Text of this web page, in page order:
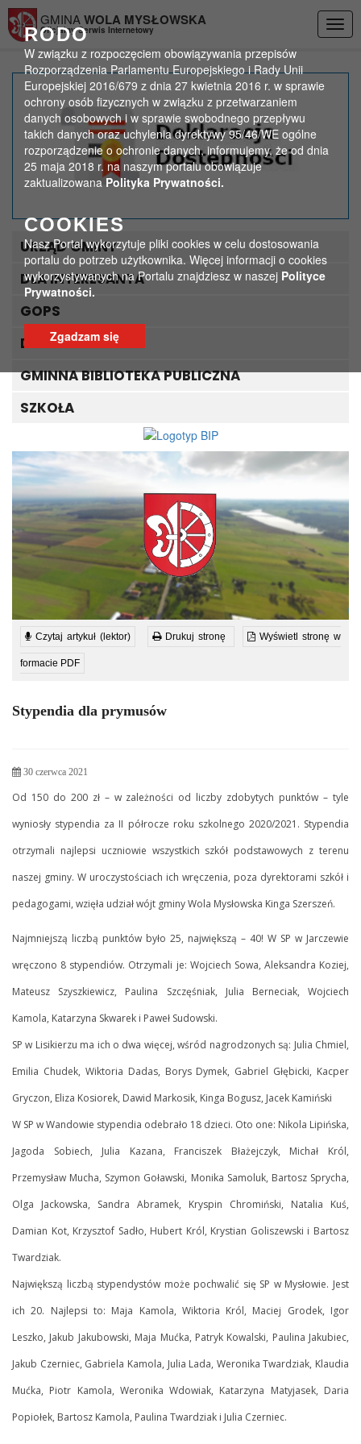
RODO
W związku z rozpoczęciem obowiązywania przepisów
Rozporządzenia Parlamentu Europejskiego i Rady Unii
Europejskiej 2016/679 z dnia 27 kwietnia 2016 r. w sprawie
ochrony osób fizycznych w związku z przetwarzaniem
danych osobowych i w sprawie swobodnego przepływu
takich danych oraz uchylenia dyrektywy 95/46/WE ogólne
rozporządzenie o ochronie danych, informujemy, że od dnia
25 maja 2018 r. na naszym portalu obowiązuje
zaktualizowanaPolityka Prywatności.
COOKIES
Nasz Portal wykorzytuje pliki cookies w celu dostosowania
portalu do potrzeb użytkownika. Więcej informacji o cookies
wykorzystywanych na Portalu znajdziesz w naszej Polityce
Prywatności.
Zgadzam się
GMINA WOLA MYSŁOWSKA
Oficjalny Serwis Internetowy
Stypendia dla prymusów
Strona główna > Aktualności > Stypendia dla prymusów
URZĄD GMINY
DLA INTERESANTA
GOPS
DLA TURYSTY
GMINNA BIBLIOTEKA PUBLICZNA
SZKOŁA
Czytaj artykuł (lektor) Drukuj stronę Wyświetl stronę w
formacie PDF
Stypendia dla prymusów
30 czerwca 2021
Od 150 do 200 zł – w zależności od liczby zdobytych punktów – tyle
wyniosły stypendia za II półrocze roku szkolnego 2020/2021. Stypendia
otrzymali najlepsi uczniowie wszystkich szkół podstawowych z terenu
naszej gminy. W uroczystościach ich wręczenia, poza dyrektorami szkół i
pedagogami, wzięła udział wójt gminy Wola Mysłowska Kinga Szerszeń.
Najmniejszą liczbą punktów było 25, największą – 40! W SP w Jarczewie
wręczono 8 stypendiów. Otrzymali je: Wojciech Sowa, Aleksandra Koziej,
Mateusz Szyszkiewicz, Paulina Szczęśniak, Julia Berneciak, Wojciech
Kamola, Katarzyna Skwarek i Paweł Sudowski.
SP w Lisikierzu ma ich o dwa więcej, wśród nagrodzonych są: Julia Chmiel,
Emilia Chudek, Wiktoria Dadas, Borys Dymek, Gabriel Głębicki, Kacper
Gryczon, Eliza Kosiorek, Dawid Markosik, Kinga Bogusz, Jacek Kamiński
W SP w Wandowie stypendia odebrało 18 dzieci. Oto one: Nikola Lipińska,
Jagoda Sobiech, Julia Kazana, Franciszek Błażejczyk, Michał Król,
Przemysław Mucha, Szymon Goławski, Monika Samoluk, Bartosz Sprycha,
Olga Jackowska, Sandra Abramek, Kryspin Chromiński, Natalia Kuś,
Damian Kot, Krzysztof Sadło, Hubert Król, Krystian Goliszewski i Bartosz
Twardziak.
Największą liczbą stypendystów może pochwalić się SP w Mysłowie. Jest
ich 20. Najlepsi to: Maja Kamola, Wiktoria Król, Maciej Grodek, Igor
Leszko, Jakub Jakubowski, Maja Mućka, Patryk Kowalski, Paulina Jakubiec,
Jakub Czerniec, Gabriela Kamola, Julia Lada, Weronika Twardziak, Klaudia
Mućka, Piotr Kamola, Weronika Wdowiak, Katarzyna Matyjasek, Daria
Popiołek, Bartosz Kamola, Paulina Twardziak i Julia Czerniec.